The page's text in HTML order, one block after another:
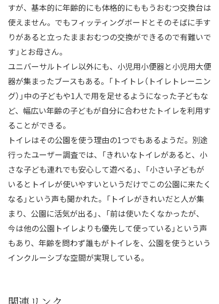
すが、基本的に年齢的にも体格的にももうおむつ交換台は
使えません。でもフィッティングボードとそのそばに手す
りがあると立ったままおむつの交換ができるので有難いで
す」とお母さん。
ユニバーサルトイレ以外にも、小児用小便器と小児用大便
器が集まったブースもある。「トイトレ（トイレトレーニン
グ）」中の子どもや1人で用を足せるようになった子どもな
ど、幅広い年齢の子どもが自分に合わせたトイレを利用す
ることができる。
トイレはその公園を使う理由の1つでもあるようだ。別途
行ったユーザー調査では、「きれいなトイレがあると、小
さな子ども連れでも安心して遊べる」、「小さい子どもが
いるとトイレが使いやすいというだけでこの公園に来たく
なる」という声も聞かれた。「トイレがきれいだと人が集
まり、公園に活気が出る」、「前は使いたくなかったが、
今は他の公園トイレよりも優先して使っている」という声
もあり、年齢を問わず誰もがトイレを、公園を使うという
インクルーシブな空間が実現している。